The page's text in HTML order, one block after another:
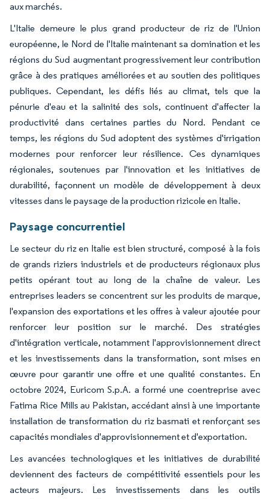
aux marchés.
L'Italie demeure le plus grand producteur de riz de l'Union
européenne, le Nord de l'Italie maintenant sa domination et les
régions du Sud augmentant progressivement leur contribution
grâce à des pratiques améliorées et au soutien des politiques
publiques. Cependant, les défis liés au climat, tels que la
pénurie d'eau et la salinité des sols, continuent d'affecter la
productivité dans certaines parties du Nord. Pendant ce
temps, les régions du Sud adoptent des systèmes d'irrigation
modernes pour renforcer leur résilience. Ces dynamiques
régionales, soutenues par l'innovation et les initiatives de
durabilité, façonnent un modèle de développement à deux
vitesses dans le paysage de la production rizicole en Italie.
Paysage concurrentiel
Le secteur du riz en Italie est bien structuré, composé à la fois
de grands riziers industriels et de producteurs régionaux plus
petits opérant tout au long de la chaîne de valeur. Les
entreprises leaders se concentrent sur les produits de marque,
l'expansion des exportations et les offres à valeur ajoutée pour
renforcer leur position sur le marché. Des stratégies
d'intégration verticale, notamment l'approvisionnement direct
et les investissements dans la transformation, sont mises en
œuvre pour garantir une offre et une qualité constantes. En
octobre 2024, Euricom S.p.A. a formé une coentreprise avec
Fatima Rice Mills au Pakistan, accédant ainsi à une importante
installation de transformation du riz basmati et renforçant ses
capacités mondiales d'approvisionnement et d'exportation.
Les avancées technologiques et les initiatives de durabilité
deviennent des facteurs de compétitivité essentiels pour les
acteurs majeurs. Les investissements dans les outils